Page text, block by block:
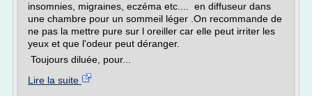
insomnies, migraines, eczéma etc.... en diffuseur dans
une chambre pour un sommeil léger .On recommande de
ne pas la mettre pure sur l oreiller car elle peut irriter les
yeux et que l'odeur peut déranger.
Toujours diluée, pour...
Lire la suite